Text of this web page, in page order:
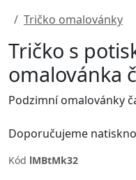
Tričko omalovánky
Tričko s
omalovánka
Doporučujeme natisknout stejný motiv na tričko pro
Kód lMBtMk32